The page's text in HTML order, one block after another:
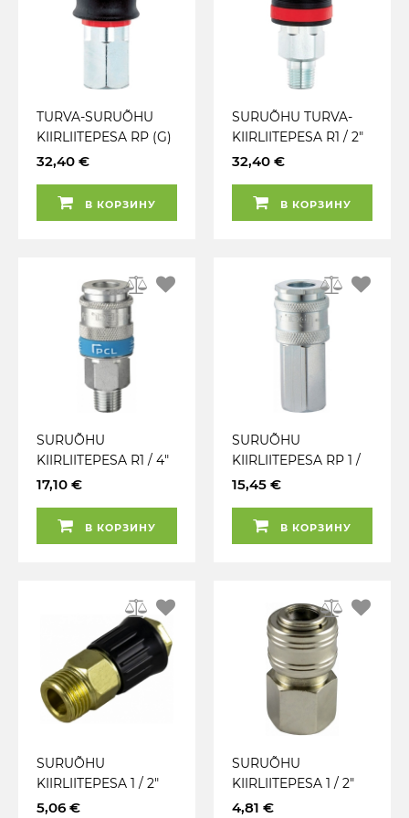
TURVA-SURUÕHU
KIIRLIITEPESA RP (G)
1 / 2" SISEKEERE XF
32,40 €
В КОРЗИНУ
SURUÕHU TURVA-
KIIRLIITEPESA R1 / 2"
VÄLISKEERE BSPT XF
32,40 €
В КОРЗИНУ
SURUÕHU
KIIRLIITEPESA R1 / 4"
VÄLISKEERE BSPT XF
17,10 €
В КОРЗИНУ
SURUÕHU
KIIRLIITEPESA RP 1 /
4" SISEKEERE XF PCL
15,45 €
В КОРЗИНУ
SURUÕHU
KIIRLIITEPESA 1 / 2"
VÄLISKEERE EURO
5,06 €
SURUÕHU
KIIRLIITEPESA 1 / 2"
SISEKEERE EURO
4,81 €